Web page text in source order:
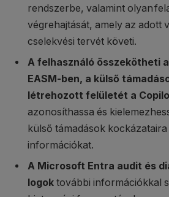
rendszerbe, valamint olyan
végrehajtását, amely az adott
cselekvési tervét követi.
A felhasználó összekötheti
EASM-ben, a külső
létrehozott felületét a
azonosíthassa és
külső támadások
információkat.
A Microsoft Entra audit és
logok további információkkal